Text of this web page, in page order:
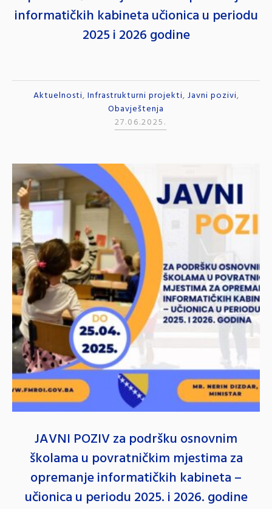
informatičkih kabineta učionica u periodu
2025 i 2026 godine
Aktuelnosti, Infrastrukturni projekti, Javni pozivi,
Obavještenja
27.06.2025.
JAVNI POZIV za podršku osnovnim
školama u povratničkim mjestima za
opremanje informatičkih kabineta –
učionica u periodu 2025. i 2026. godine